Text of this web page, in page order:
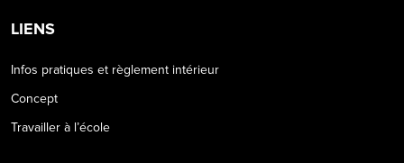
LIENS
Infos pratiques et règlement intérieur
Concept
Travailler à l’école